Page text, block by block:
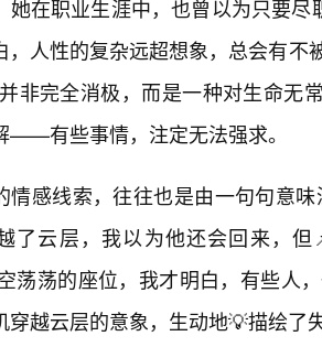
她在职业生涯中，也曾以为只要
，人性的复杂远超想象，总会有不
非完全消极，而是一种对生命无
——有些事情，注定无法强求。
情感线索，往往也是由一句句意
了云层，我以为他还会回来，
荡荡的座位，我才明白，有些人
穿越云层的意象，生动地💡描绘了